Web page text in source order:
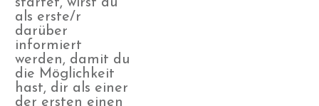
startet, wirst du
als erste/r
darüber
informiert
werden, damit du
die Möglichkeit
hast, dir als einer
der ersten einen